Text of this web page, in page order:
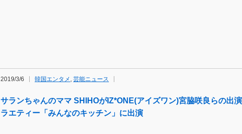
2019/3/6 韓国エンタメ , 芸能ニュース
サランちゃんのママ SHIHOがIZ*ONE(アイズワン)宮脇咲良らの出
ラエティー「みんなのキッチン」に出演